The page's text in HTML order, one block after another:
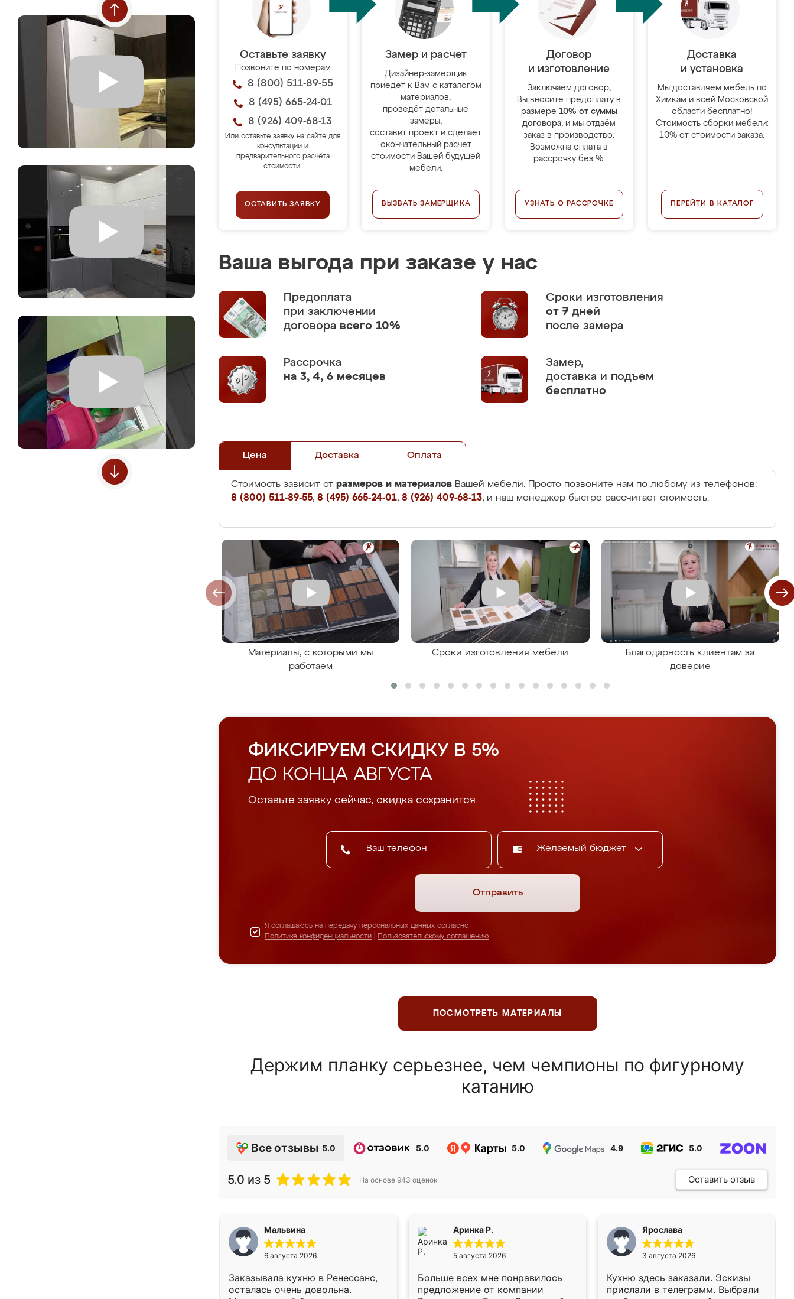
Оставьте заявку
Позвоните по номерам
8 (800) 511-89-55
8 (495) 665-24-01
8 (926) 409-68-13
Или оставьте заявку на сайте для
консультации и
предварительного расчёта
стоимости.
ОСТАВИТЬ ЗАЯВКУ
Замер и расчет
Дизайнер-замерщик
приедет к Вам с каталогом
материалов,
проведёт детальные
замеры,
составит проект и сделает
окончательный расчёт
стоимости Вашей будущей
мебели.
ВЫЗВАТЬ ЗАМЕРЩИКА
Договор
и изготовление
Заключаем договор,
Вы вносите предоплату в
размере 10% от суммы
договора, и мы отдаём
заказ в производство.
Возможна оплата в
рассрочку без %.
УЗНАТЬ О РАССРОЧКЕ
Доставка
и установка
Мы доставляем мебель по
Химкам и всей Московской
области бесплатно!
Стоимость сборки мебели:
10% от стоимости заказа.
ПЕРЕЙТИ В КАТАЛОГ
Ваша выгода при заказе у нас
Предоплата
при заключении
договора всего 10%
Сроки изготовления
от 7 дней
после замера
Рассрочка
на 3, 4, 6 месяцев
Замер,
доставка и подъем
бесплатно
Цена Доставка Оплата
Стоимость зависит от размеров и материалов Вашей мебели. Просто позвоните нам по любому из телефонов:
8 (800) 511-89-55, 8 (495) 665-24-01, 8 (926) 409-68-13, и наш менеджер быстро рассчитает стоимость.
Материалы, с которыми мы
работаем
Сроки изготовления мебели
Благодарность клиентам за
доверие
ФИКСИРУЕМ СКИДКУ В 5%
ДО КОНЦА АВГУСТА
Оставьте заявку сейчас, скидка сохранится.
Желаемый бюджет
Отправить
Я соглашаюсь на передачу персональных данных согласно
Политике конфиденциальности
Пользовательскому соглашению
ПОСМОТРЕТЬ МАТЕРИАЛЫ
Держим планку серьезнее, чем чемпионы по фигурному
катанию
Все отзывы 5.0 5.0 5.0 4.9 5.0
5.0 из 5 На основе 943 оценок Оставить отзыв
Мальвина
6 августа 2026
Заказывала кухню в Ренессанс,
осталась очень довольна.
Аринка Р.
5 августа 2026
Больше всех мне понравилось
предложение от компании
Ярослава
3 августа 2026
Кухню здесь заказали. Эскизы
прислали в телеграмм. Выбрали